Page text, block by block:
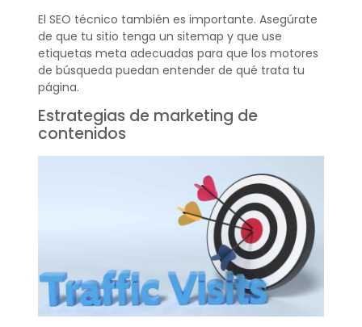
El SEO técnico también es importante. Asegúrate
de que tu sitio tenga un sitemap y que use
etiquetas meta adecuadas para que los motores
de búsqueda puedan entender de qué trata tu
página.
Estrategias de marketing de
contenidos